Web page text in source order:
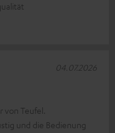
von Teufel.
und die Bedienung
04.07.2026